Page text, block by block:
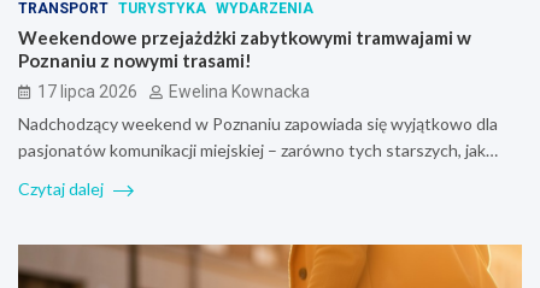
TRANSPORT TURYSTYKA WYDARZENIA
Weekendowe przejażdżki zabytkowymi tramwajami w
Poznaniu z nowymi trasami!
17 lipca 2026 Ewelina Kownacka
Nadchodzący weekend w Poznaniu zapowiada się wyjątkowo dla
pasjonatów komunikacji miejskiej – zarówno tych starszych, jak…
Czytaj dalej